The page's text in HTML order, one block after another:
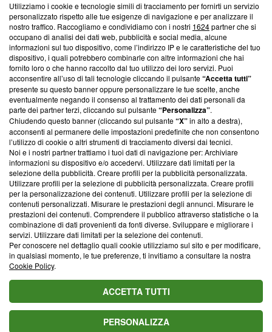
Questa sezione offre informazioni trasparenti su Blasting
News, sui nostri processi editoriali e su come ci impegniamo a
creare news di qualità. Inoltre, afferma la nostra aderenza a
‘Trust Project - News with Integrity’Blasting News non è
ancora membro del programma, ma ha richiesto di farne
parte; Trust Project non ha ancora effettuato una verifica di
conformità agli standard.
Su di noi
Team editoriale
Corporate
Redazione
Informativa Privacy
Cookie Policy
Blasting SA, IDI CHE-247.845.224, Via Carlo Frasca, 3 - 6900
Lugano (Svizzera) Tel:+39 0690258937
© 2026 Blasting News
Utilizziamo i cookie e tecnologie simili di tracciamento per fornirti un servizio
personalizzato rispetto alle tue esigenze di navigazione e per analizzare il
nostro traffico. Raccogliamo e condividiamo con i nostri 1624partner che si
occupano di analisi dei dati web, pubblicità e social media, alcune
informazioni sul tuo dispositivo, come l’indirizzo IP e le caratteristiche del tuo
dispositivo, i quali potrebbero combinarle con altre informazioni che hai
fornito loro o che hanno raccolto dal tuo utilizzo dei loro servizi. Puoi
acconsentire all’uso di tali tecnologie cliccando il pulsante“Accetta tutti”
presente su questo banner oppure personalizzare le tue scelte, anche
eventualmente negando il consenso al trattamento dei dati personali da
parte dei partner terzi, cliccando sul pulsante“Personalizza”.
Chiudendo questo banner (cliccando sul pulsante“X”in alto a destra),
acconsenti al permanere delle impostazioni predefinite che non consentono
l’utilizzo di cookie o altri strumenti di tracciamento diversi dai tecnici.
Noi e i nostri partner trattiamo i tuoi dati di navigazione per: Archiviare
informazioni su dispositivo e/o accedervi. Utilizzare dati limitati per la
selezione della pubblicità. Creare profili per la pubblicità personalizzata.
Utilizzare profili per la selezione di pubblicità personalizzata. Creare profili
per la personalizzazione dei contenuti. Utilizzare profili per la selezione di
contenuti personalizzati. Misurare le prestazioni degli annunci. Misurare le
prestazioni dei contenuti. Comprendere il pubblico attraverso statistiche o la
combinazione di dati provenienti da fonti diverse. Sviluppare e migliorare i
servizi. Utilizzare dati limitati per la selezione dei contenuti.
Per conoscere nel dettaglio quali cookie utilizziamo sul sito e per modificare,
in qualsiasi momento, le tue preferenze, ti invitiamo a consultare la nostra
Cookie Policy.
ACCETTA TUTTI
PERSONALIZZA